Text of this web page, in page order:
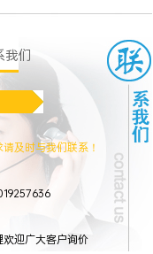
解决方案
我们
及时与我们联系！
欢迎广大客户询价